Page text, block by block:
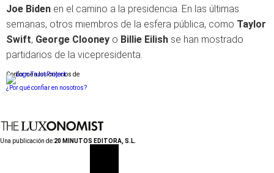
Joe Biden en el camino a la presidencia. En las últimas
semanas, otros miembros de la esfera pública, como Taylor
Swift, George Clooney o Billie Eilish se han mostrado
partidarios de la vicepresidenta.
Conforme a los criterios de
¿Por qué confiar en nosotros?
Una publicación de:20 MINUTOS EDITORA, S.L.